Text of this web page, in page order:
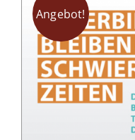
Angebot!